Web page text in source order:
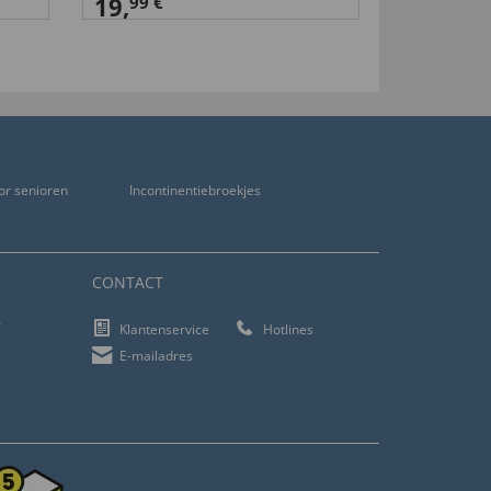
senioren
Incontinentiebroekjes
CONTACT
Klantenservice
Hotlines
E-mailadres